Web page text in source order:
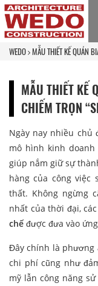
WEDO MẪU THIẾT KẾ QUÁN
MẪU THIẾT KẾ
CHIẾM TRỌN
Ngày nay nhiều
mô hình kinh
giúp nắm giữ sự
hàng của công việc
thất. Không ngừng
nhất của thời đại, các
chế được đưa vào
Đây chính là phương
chi phí cũng như
mỹ lẫn công năng